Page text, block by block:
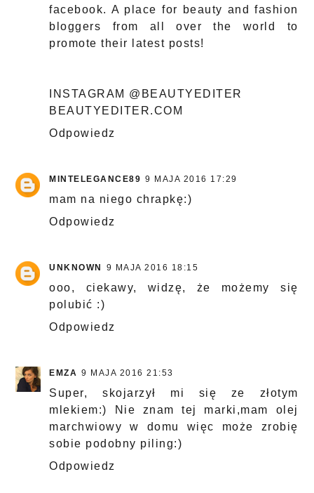
facebook. A place for beauty and fashion
bloggers from all over the world to
promote their latest posts!
INSTAGRAM @BEAUTYEDITER
BEAUTYEDITER.COM
Odpowiedz
MINTELEGANCE89 9 MAJA 2016 17:29
mam na niego chrapkę:)
Odpowiedz
UNKNOWN 9 MAJA 2016 18:15
ooo, ciekawy, widzę, że możemy się
polubić :)
Odpowiedz
EMZA 9 MAJA 2016 21:53
Super, skojarzył mi się ze złotym
mlekiem:) Nie znam tej marki,mam olej
marchwiowy w domu więc może zrobię
sobie podobny piling:)
Odpowiedz